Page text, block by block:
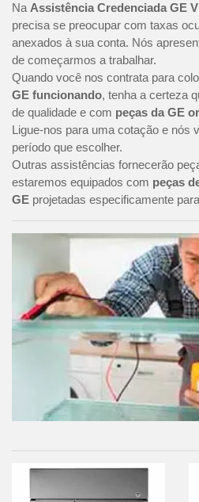
Na Assistência Credenciada GE
precisa se preocupar com taxas
anexados à sua conta. Nós
de começarmos a trabalhar.
Quando você nos contrata para
GE funcionando, tenha a certeza
de qualidade e com peças da GE
Ligue-nos para uma cotação e nós
período que escolher.
Outras assistências fornecerão
estaremos equipados com peças
GE projetadas especificamente